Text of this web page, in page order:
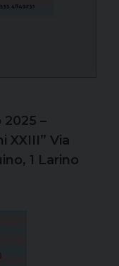
–
XXIII” Via
1 Larino